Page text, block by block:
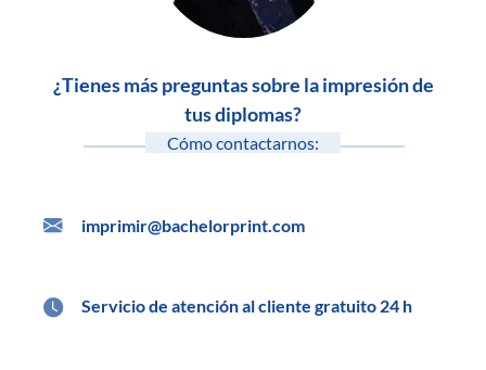
¿Tienes más preguntas sobre la impresión de
tus diplomas?
Cómo contactarnos:
imprimir@bachelorprint.com
Servicio de atención al cliente gratuito 24 h